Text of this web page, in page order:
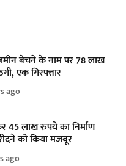
बेचने के नाम पर 78 लाख
एक गिरफ्तार
ago
45 लाख रुपये का निर्माण
को किया मजबूर
ago